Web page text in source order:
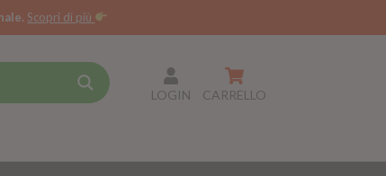
Scopri di più
LOGIN CARRELLO